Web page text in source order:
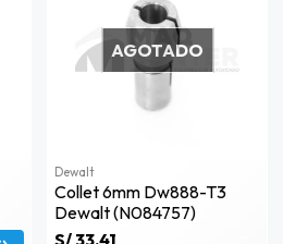
AGOTADO
Dewalt
Collet 6mm Dw888-T3
Dewalt (n084757)